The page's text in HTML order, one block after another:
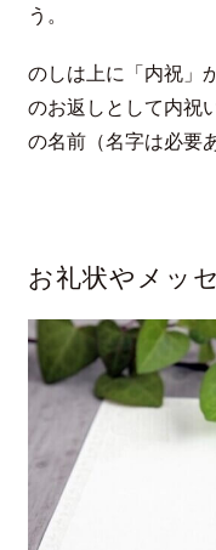
う。
のしは上に「内祝」
のお返しとして内祝
の名前（名字は必要
お礼状やメッ